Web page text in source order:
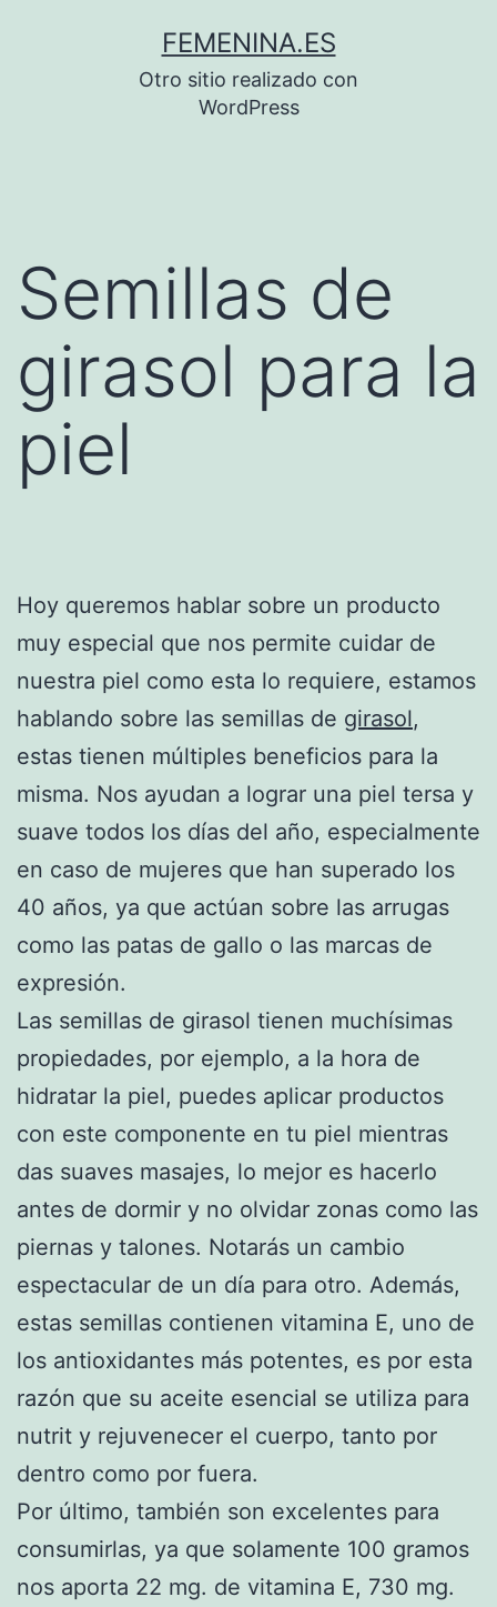
FEMENINA.ES
Otro sitio realizado con
WordPress
Semillas de
girasol para la
piel
Hoy queremos hablar sobre un producto
muy especial que nos permite cuidar de
nuestra piel como esta lo requiere, estamos
hablando sobre las semillas de girasol,
estas tienen múltiples beneficios para la
misma. Nos ayudan a lograr una piel tersa y
suave todos los días del año, especialmente
en caso de mujeres que han superado los
40 años, ya que actúan sobre las arrugas
como las patas de gallo o las marcas de
expresión.
Las semillas de girasol tienen muchísimas
propiedades, por ejemplo, a la hora de
hidratar la piel, puedes aplicar productos
con este componente en tu piel mientras
das suaves masajes, lo mejor es hacerlo
antes de dormir y no olvidar zonas como las
piernas y talones. Notarás un cambio
espectacular de un día para otro. Además,
estas semillas contienen vitamina E, uno de
los antioxidantes más potentes, es por esta
razón que su aceite esencial se utiliza para
nutrit y rejuvenecer el cuerpo, tanto por
dentro como por fuera.
Por último, también son excelentes para
consumirlas, ya que solamente 100 gramos
nos aporta 22 mg. de vitamina E, 730 mg.